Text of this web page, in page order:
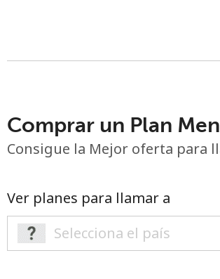
Mínimo 8
Un caracter
Comprar un Plan
Consigue la Mejor oferta para
Ver planes para llamar a